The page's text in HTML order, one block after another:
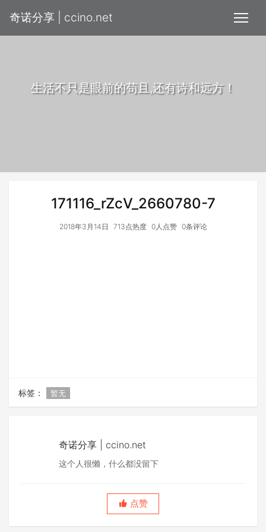
奇诺分享 | ccino.net
生活不只是眼前的苟且,还有诗和远方！
171116_rZcV_2660780-7
2018年3月14日 713点热度 0人点赞 0条评论
标签： 暂无
奇诺分享 | ccino.net
这个人很懒，什么都没留下
点赞